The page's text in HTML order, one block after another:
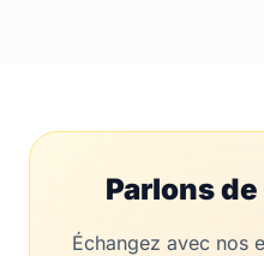
Parlons
Échangez avec nos